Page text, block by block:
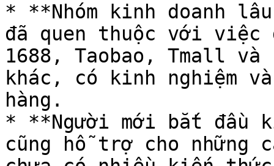
* **Nhóm kinh doanh
đã quen thuộc với việc
1688, Taobao, Tmall và
khác, có kinh nghiệm
hàng.
* **Người mới bắt đầu
cũng hỗ trợ cho những